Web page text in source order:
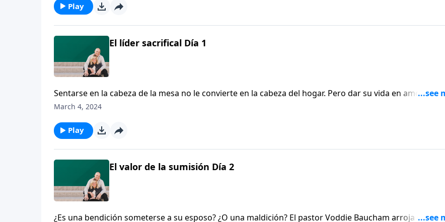
Play
El líder sacrifical Día 1
Sentarse en la cabeza de la mesa no le convierte en la cabeza del hogar. Pero dar su vida en amor
sacrificial, como lo hizo Cristo, sí podría convertirlo en cabeza de su familia. El pastor Voddie Baucham
March 4, 2024
Play
El valor de la sumisión Día 2
¿Es una bendición someterse a su esposo? ¿O una maldición? El pastor Voddie Baucham arroja una luz